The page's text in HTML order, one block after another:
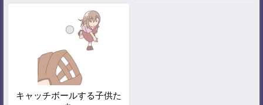
キャッチボールする子供た